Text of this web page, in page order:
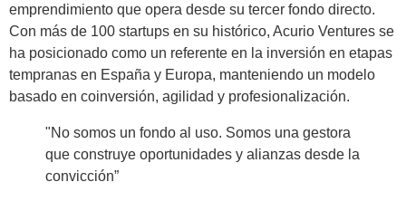
emprendimiento que opera desde su tercer fondo directo.
Con más de 100 startups en su histórico, Acurio Ventures se
ha posicionado como un referente en la inversión en etapas
tempranas en España y Europa, manteniendo un modelo
basado en coinversión, agilidad y profesionalización.
"No somos un fondo al uso. Somos una gestora
que construye oportunidades y alianzas desde la
convicción”